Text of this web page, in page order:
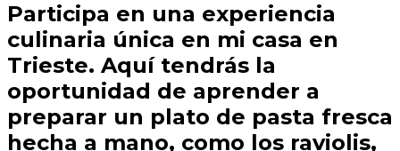
Participa en una experiencia
culinaria única en mi casa en
Trieste. Aquí tendrás la
oportunidad de aprender a
preparar un plato de pasta fresca
hecha a mano, como los raviolis,